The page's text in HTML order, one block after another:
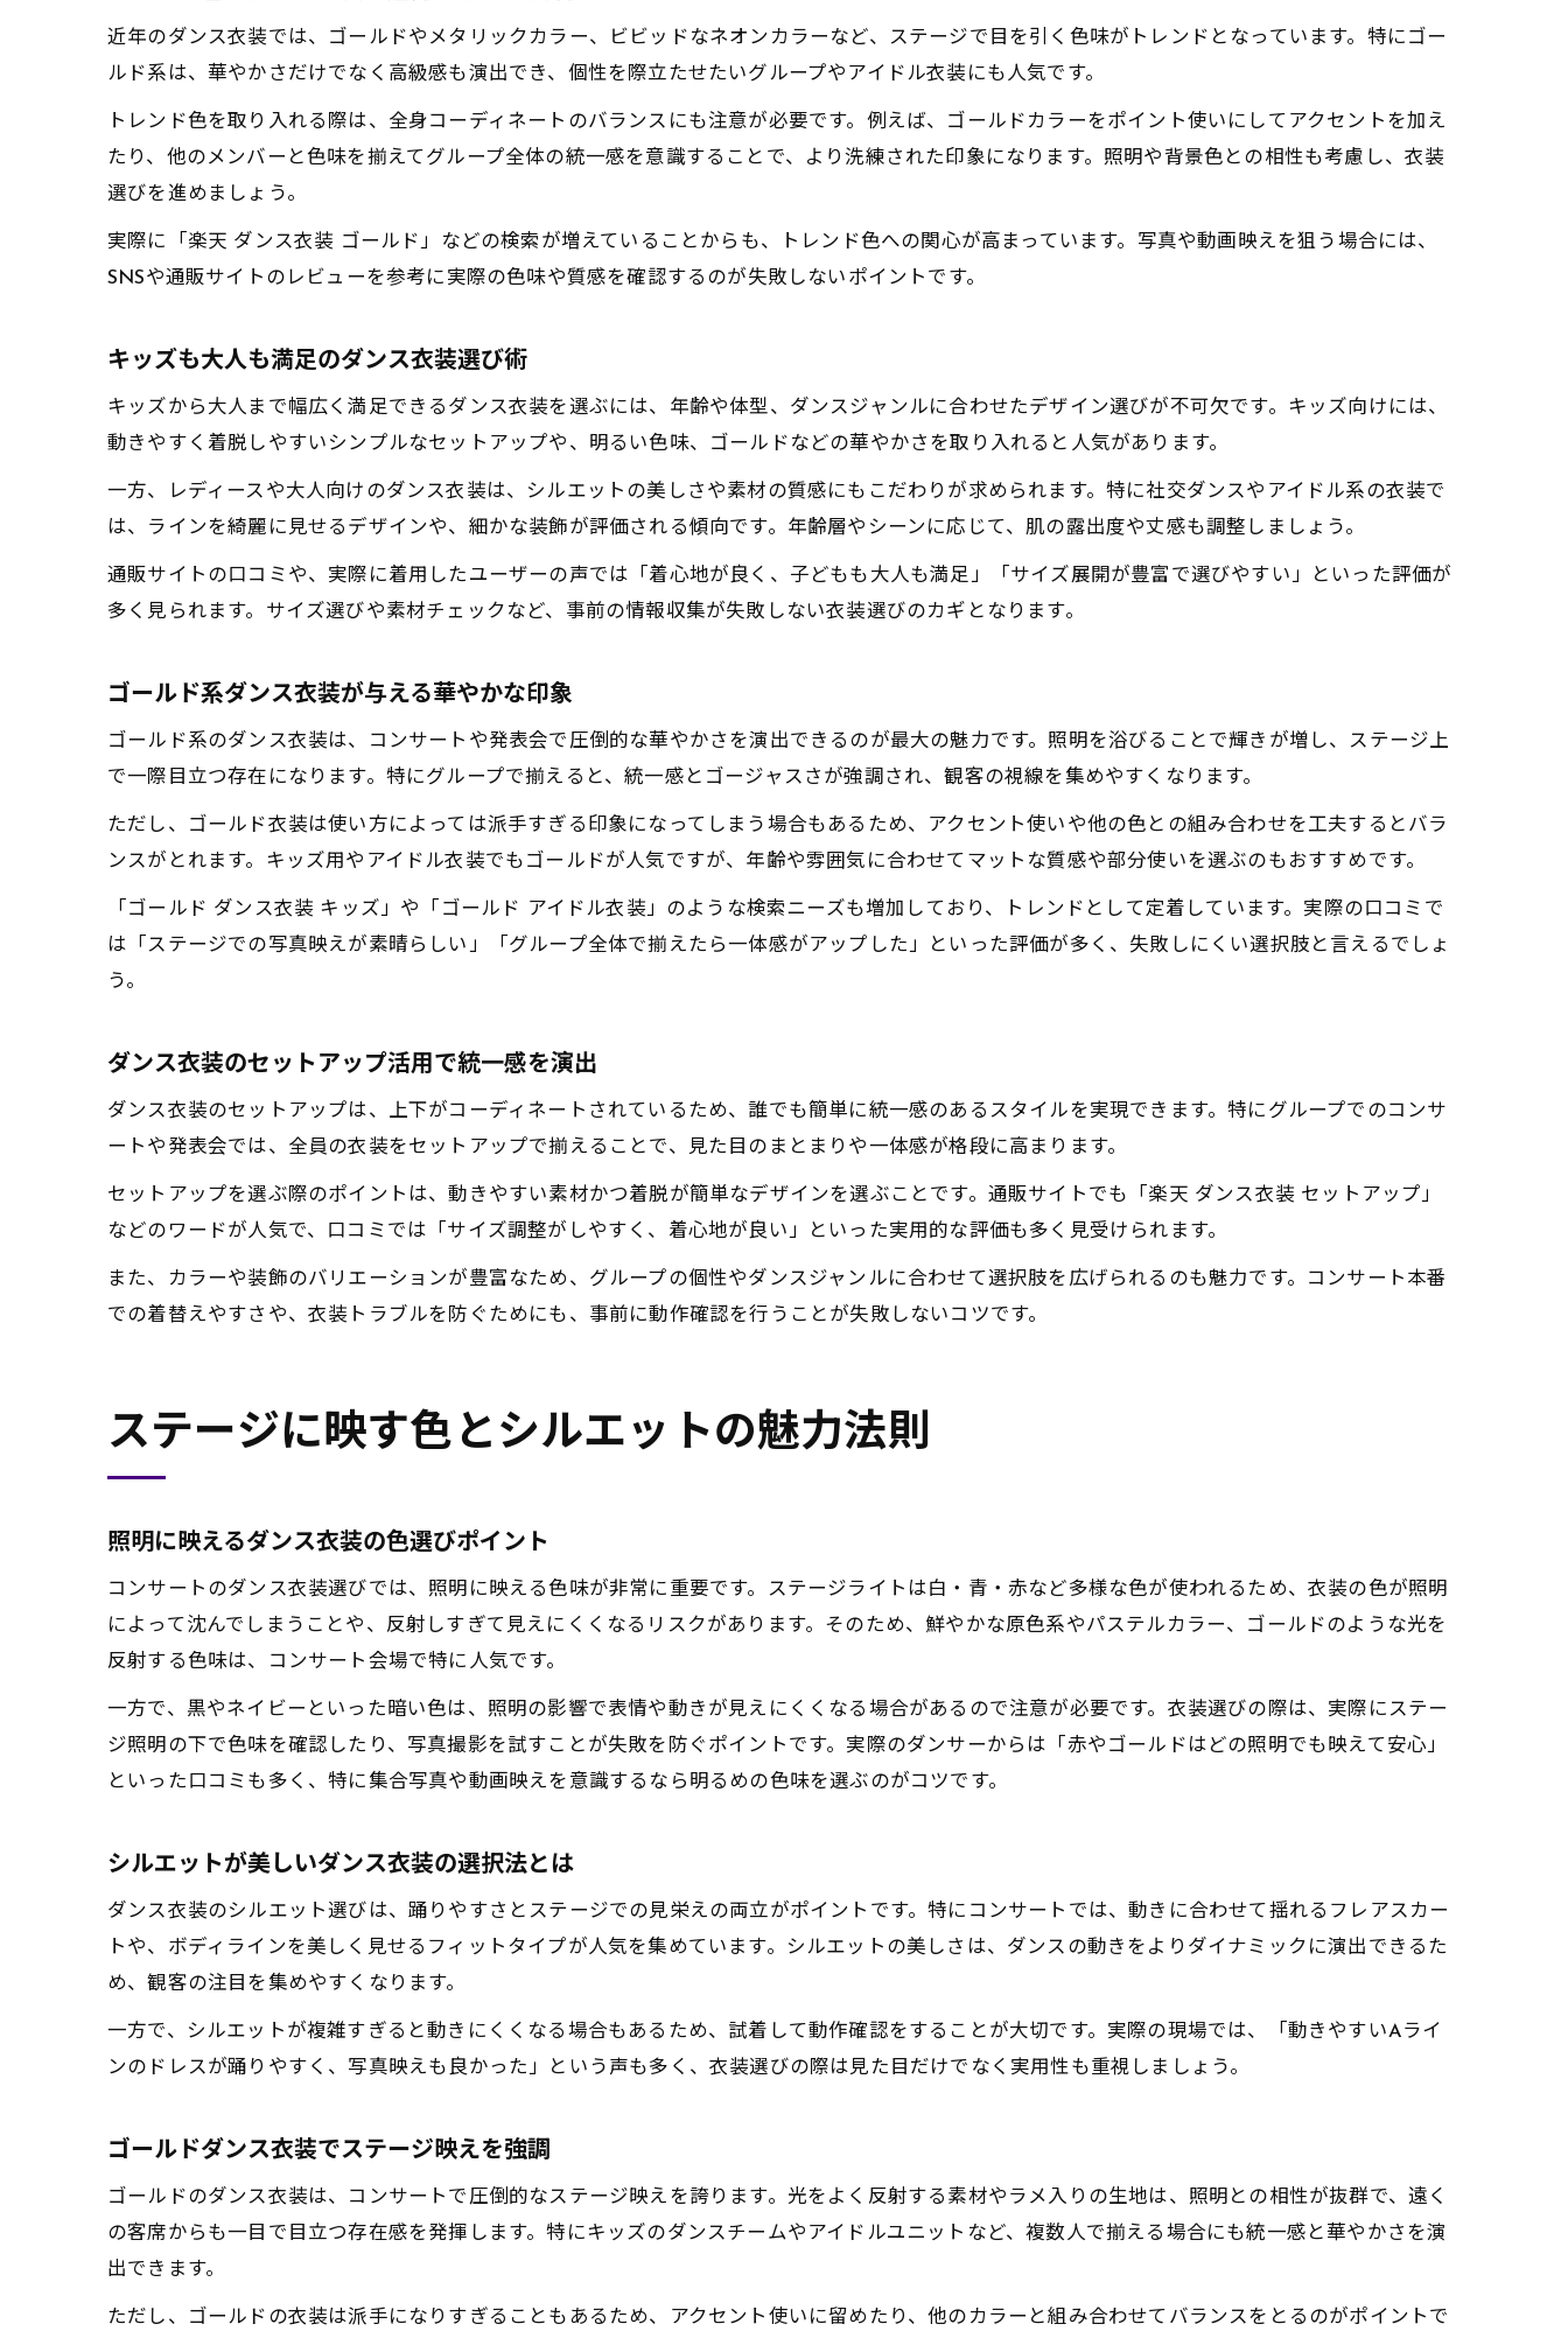
ゴールド系ダンス衣装で主役感を演出
楽天で人気のキッズダンス衣装選びの秘訣
セットアップダンス衣装の魅力を徹底解説
レディースダンス衣装で写真映えを狙う方法
キッズと大人で選ぶダンス衣装のポイント
ゴールド衣装が子供にも大人にも似合う理由
アイドル風ダンス衣装でチームの統一感演出
安さと品質重視なら押さえたいポイント
ダンス衣装の通販サイト比較と選び方の極意
楽天で賢く選ぶダンス衣装購入ガイド
近年のダンス衣装では、ゴールドやメタリックカラー、ビビッドなネオンカラーなど、ステージで目を引く色味がトレンドとなっています。特にゴー
ルド系は、華やかさだけでなく高級感も演出でき、個性を際立たせたいグループやアイドル衣装にも人気です。
トレンド色を取り入れる際は、全身コーディネートのバランスにも注意が必要です。例えば、ゴールドカラーをポイント使いにしてアクセントを加え
たり、他のメンバーと色味を揃えてグループ全体の統一感を意識することで、より洗練された印象になります。照明や背景色との相性も考慮し、衣装
選びを進めましょう。
実際に「楽天 ダンス衣装 ゴールド」などの検索が増えていることからも、トレンド色への関心が高まっています。写真や動画映えを狙う場合には、
SNSや通販サイトのレビューを参考に実際の色味や質感を確認するのが失敗しないポイントです。
キッズも大人も満足のダンス衣装選び術
キッズから大人まで幅広く満足できるダンス衣装を選ぶには、年齢や体型、ダンスジャンルに合わせたデザイン選びが不可欠です。キッズ向けには、
動きやすく着脱しやすいシンプルなセットアップや、明るい色味、ゴールドなどの華やかさを取り入れると人気があります。
一方、レディースや大人向けのダンス衣装は、シルエットの美しさや素材の質感にもこだわりが求められます。特に社交ダンスやアイドル系の衣装で
は、ラインを綺麗に見せるデザインや、細かな装飾が評価される傾向です。年齢層やシーンに応じて、肌の露出度や丈感も調整しましょう。
通販サイトの口コミや、実際に着用したユーザーの声では「着心地が良く、子どもも大人も満足」「サイズ展開が豊富で選びやすい」といった評価が
多く見られます。サイズ選びや素材チェックなど、事前の情報収集が失敗しない衣装選びのカギとなります。
ゴールド系ダンス衣装が与える華やかな印象
ゴールド系のダンス衣装は、コンサートや発表会で圧倒的な華やかさを演出できるのが最大の魅力です。照明を浴びることで輝きが増し、ステージ上
で一際目立つ存在になります。特にグループで揃えると、統一感とゴージャスさが強調され、観客の視線を集めやすくなります。
ただし、ゴールド衣装は使い方によっては派手すぎる印象になってしまう場合もあるため、アクセント使いや他の色との組み合わせを工夫するとバラ
ンスがとれます。キッズ用やアイドル衣装でもゴールドが人気ですが、年齢や雰囲気に合わせてマットな質感や部分使いを選ぶのもおすすめです。
「ゴールド ダンス衣装 キッズ」や「ゴールド アイドル衣装」のような検索ニーズも増加しており、トレンドとして定着しています。実際の口コミで
は「ステージでの写真映えが素晴らしい」「グループ全体で揃えたら一体感がアップした」といった評価が多く、失敗しにくい選択肢と言えるでしょ
う。
ダンス衣装のセットアップ活用で統一感を演出
ダンス衣装のセットアップは、上下がコーディネートされているため、誰でも簡単に統一感のあるスタイルを実現できます。特にグループでのコンサ
ートや発表会では、全員の衣装をセットアップで揃えることで、見た目のまとまりや一体感が格段に高まります。
セットアップを選ぶ際のポイントは、動きやすい素材かつ着脱が簡単なデザインを選ぶことです。通販サイトでも「楽天 ダンス衣装 セットアップ」
などのワードが人気で、口コミでは「サイズ調整がしやすく、着心地が良い」といった実用的な評価も多く見受けられます。
また、カラーや装飾のバリエーションが豊富なため、グループの個性やダンスジャンルに合わせて選択肢を広げられるのも魅力です。コンサート本番
での着替えやすさや、衣装トラブルを防ぐためにも、事前に動作確認を行うことが失敗しないコツです。
ステージに映す色とシルエットの魅力法則
照明に映えるダンス衣装の色選びポイント
コンサートのダンス衣装選びでは、照明に映える色味が非常に重要です。ステージライトは白・青・赤など多様な色が使われるため、衣装の色が照明
によって沈んでしまうことや、反射しすぎて見えにくくなるリスクがあります。そのため、鮮やかな原色系やパステルカラー、ゴールドのような光を
反射する色味は、コンサート会場で特に人気です。
一方で、黒やネイビーといった暗い色は、照明の影響で表情や動きが見えにくくなる場合があるので注意が必要です。衣装選びの際は、実際にステー
ジ照明の下で色味を確認したり、写真撮影を試すことが失敗を防ぐポイントです。実際のダンサーからは「赤やゴールドはどの照明でも映えて安心」
といった口コミも多く、特に集合写真や動画映えを意識するなら明るめの色味を選ぶのがコツです。
シルエットが美しいダンス衣装の選択法とは
ダンス衣装のシルエット選びは、踊りやすさとステージでの見栄えの両立がポイントです。特にコンサートでは、動きに合わせて揺れるフレアスカー
トや、ボディラインを美しく見せるフィットタイプが人気を集めています。シルエットの美しさは、ダンスの動きをよりダイナミックに演出できるた
め、観客の注目を集めやすくなります。
一方で、シルエットが複雑すぎると動きにくくなる場合もあるため、試着して動作確認をすることが大切です。実際の現場では、「動きやすいAライ
ンのドレスが踊りやすく、写真映えも良かった」という声も多く、衣装選びの際は見た目だけでなく実用性も重視しましょう。
ゴールドダンス衣装でステージ映えを強調
ゴールドのダンス衣装は、コンサートで圧倒的なステージ映えを誇ります。光をよく反射する素材やラメ入りの生地は、照明との相性が抜群で、遠く
の客席からも一目で目立つ存在感を発揮します。特にキッズのダンスチームやアイドルユニットなど、複数人で揃える場合にも統一感と華やかさを演
出できます。
ただし、ゴールドの衣装は派手になりすぎることもあるため、アクセント使いに留めたり、他のカラーと組み合わせてバランスをとるのがポイントで